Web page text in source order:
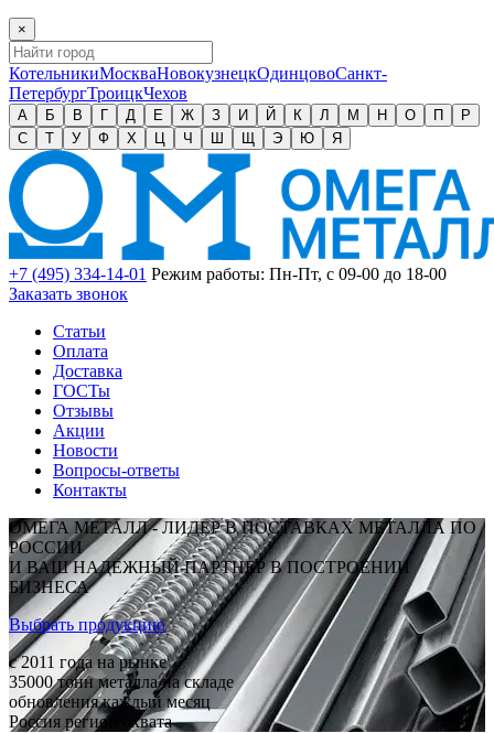
×
КотельникиМоскваНовокузнецкОдинцовоСанкт-
ПетербургТроицкЧехов
А Б В Г Д Е Ж З И Й К Л М Н О П
Р
С
Т У Ф Х Ц Ч Ш Щ Э Ю Я
+7 (495) 334-14-01 Режим работы: Пн-Пт, с 09-00 до 18-00
Заказать звонок
Статьи
Оплата
Доставка
ГОСТы
Отзывы
Акции
Новости
Вопросы-ответы
Контакты
ОМЕГА МЕТАЛЛ - ЛИДЕР В ПОСТАВКАХ МЕТАЛЛА ПО
РОССИИ
И ВАШ НАДЕЖНЫЙ ПАРТНЕР В ПОСТРОЕНИИ
БИЗНЕСА
Выбрать продукцию
c 2011 года на рынке
35000 тонн металла на складе
обновления каждый месяц
Россия регион охвата